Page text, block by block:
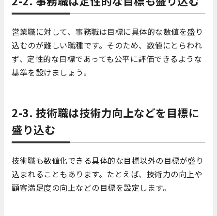
営業職に対して、事務職は目標に具体的な数値を盛り
込むのが難しい職種です。そのため、数値にとらわれ
ず、定性的な目標であっても公平に評価できるような
基準を設けましょう。
2-3. 技術職は技術力向上などを目標に
盛り込む
技術職も数値化できる具体的な目標以外の目標が盛り
込まれることもあります。たとえば、技術力の向上や
顧客満足度の向上などの目標を設定します。